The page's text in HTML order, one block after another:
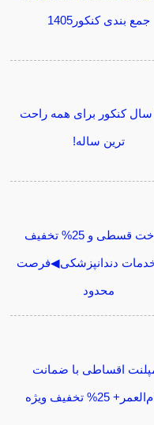
جمع بندی کنکور1405
سال کنکور برای همه راحت
ترین ساله!
پرداخت قسطی و 25% تخفیف
خدمات دندانپزشکی◀فرصت
محدود
اقساطی با ضمانت
25% تخفیف ویژه